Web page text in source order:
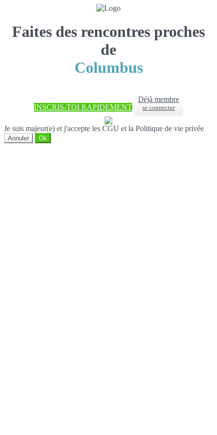
Faites des rencontres proches
de
Columbus
INSCRIS-TOI RAPIDEMENT
Déjà membre
se connecter
Je suis majeur(e) et j'accepte les CGU et la Politique de vie privée
Annuler Ok